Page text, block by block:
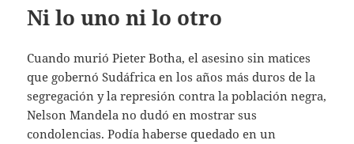
Ni lo uno ni lo otro
Cuando murió Pieter Botha, el asesino sin matices
que gobernó Sudáfrica en los años más duros de la
segregación y la represión contra la población negra,
Nelson Mandela no dudó en mostrar sus
condolencias. Podía haberse quedado en un